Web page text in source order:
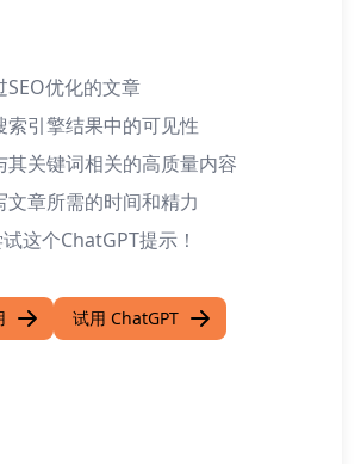
优化的文章
索引擎结果中的可见性
其关键词相关的高质量内容
文章所需的时间和精力
这个ChatGPT提示！
试用 ChatGPT